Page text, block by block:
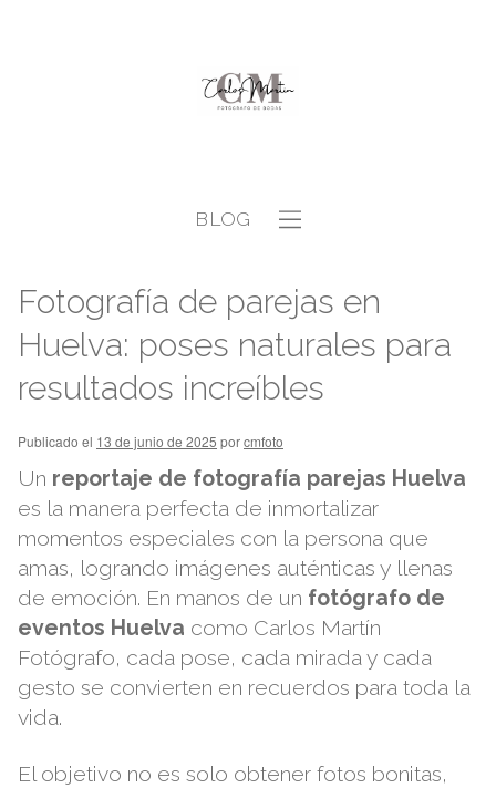
BLOG
Fotografía de parejas en
Huelva: poses naturales para
resultados increíbles
Publicado el 13 de junio de 2025 porcmfoto
Un reportaje de fotografía parejas Huelva
es la manera perfecta de inmortalizar
momentos especiales con la persona que
amas, logrando imágenes auténticas y llenas
de emoción. En manos de un fotógrafo de
eventos Huelva como Carlos Martín
Fotógrafo, cada pose, cada mirada y cada
gesto se convierten en recuerdos para toda la
vida.
El objetivo no es solo obtener fotos bonitas,